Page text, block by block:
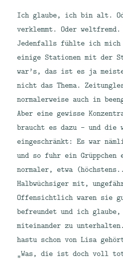
Ich glaube, ich bin alt.
verklemmt. Oder weltfremd.
Jedenfalls fühlte ich
einige Stationen mit der
war’s, das ist es ja
nicht das Thema.
normalerweise auch in
Aber eine gewisse
braucht es dazu – und die
eingeschränkt: Es war
und so fuhr ein
normaler, etwa
Halbwüchsiger mit,
Offensichtlich waren sie
befreundet und ich
miteinander zu unterhalten.
hastu schon von Lisa
„Was, die ist doch voll